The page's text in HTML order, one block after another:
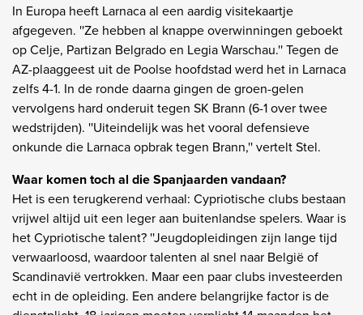
In Europa heeft Larnaca al een aardig visitekaartje
afgegeven. ''Ze hebben al knappe overwinningen geboekt
op Celje, Partizan Belgrado en Legia Warschau.'' Tegen de
AZ-plaaggeest uit de Poolse hoofdstad werd het in Larnaca
zelfs 4-1. In de ronde daarna gingen de groen-gelen
vervolgens hard onderuit tegen SK Brann (6-1 over twee
wedstrijden). ''Uiteindelijk was het vooral defensieve
onkunde die Larnaca opbrak tegen Brann,'' vertelt Stel.
Waar komen toch al die Spanjaarden vandaan?
Het is een terugkerend verhaal: Cypriotische clubs bestaan
vrijwel altijd uit een leger aan buitenlandse spelers. Waar is
het Cypriotische talent? ''Jeugdopleidingen zijn lange tijd
verwaarloosd, waardoor talenten al snel naar België of
Scandinavië vertrokken. Maar een paar clubs investeerden
echt in de opleiding. Een andere belangrijke factor is de